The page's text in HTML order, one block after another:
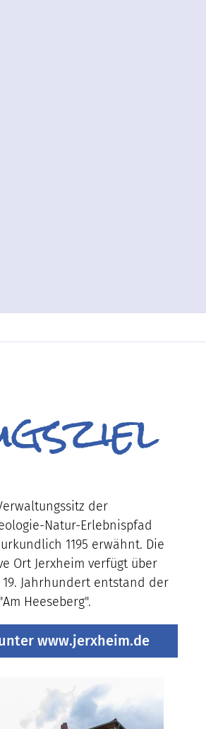
der
Natur-Erlebnispfad
1195 erwähnt. Die
Ort Jerxheim verfügt über
Jahrhundert entstand der
Heeseberg".
www.jerxheim.de